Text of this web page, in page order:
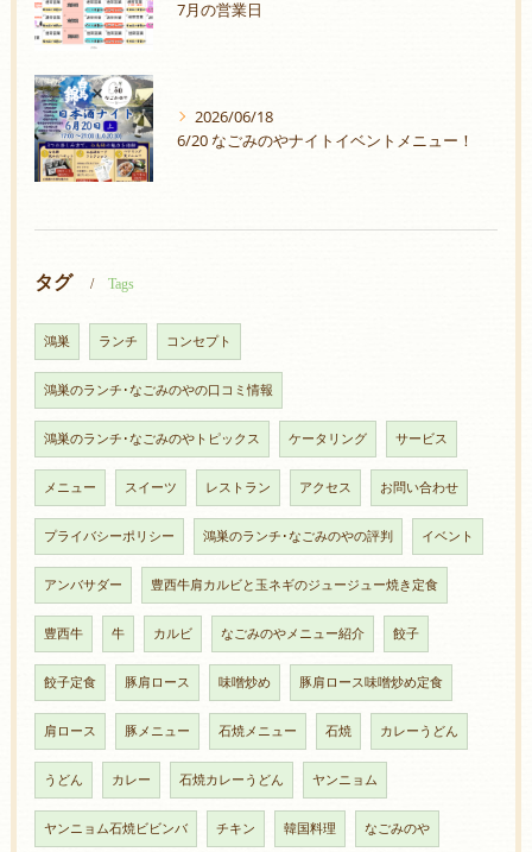
7月の営業日
2026/06/18
6/20 なごみのやナイトイベントメニュー！
タグ Tags
鴻巣 ランチ コンセプト
鴻巣のランチ･なごみのやの口コミ情報
鴻巣のランチ･なごみのやトピックス ケータリング サービス
メニュー スイーツ レストラン アクセス お問い合わせ
プライバシーポリシー 鴻巣のランチ･なごみのやの評判 イベント
アンバサダー 豊西牛肩カルビと玉ネギのジュージュー焼き定食
豊西牛 牛 カルビ なごみのやメニュー紹介 餃子
餃子定食 豚肩ロース 味噌炒め 豚肩ロース味噌炒め定食
肩ロース 豚メニュー 石焼メニュー 石焼 カレーうどん
うどん カレー 石焼カレーうどん ヤンニョム
ヤンニョム石焼ビビンバ チキン 韓国料理 なごみのや